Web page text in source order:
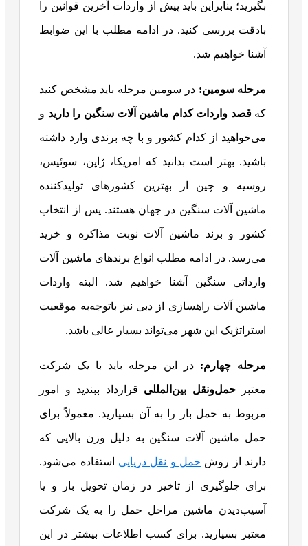
بگیرید؛ بنابراین باید پیش از واردات آخرین قوانین را
بادقت بررسی کنید. در ادامه مطلب با این ضوابط
آشنا خواهیم شد.
مرحله سومین: در سومین مرحله باید مشخص کنید
کهقصد واردات کدام ماشین آلات سنگین را دارید و
می‌خواهید از کدام کشور و با چه برندی وارد داشته
باشید. بهتر است بدانید که امریکا، ژاپن، سوئیس،
روسیه و چین از بهترین کشورهای تولیدکننده
ماشین آلات سنگین در جهان هستند. پس از انتخاب
کشور و برند ماشین آلات نوبت مذاکره و خرید
می‌رسد. در ادامه مطلب انواع برندهای ماشین آلات
وارداتی سنگین آشنا خواهیم شد. البته واردات
ماشین آلات راهسازی از دبی نیز باتوجه‌به موقعیت
استراتژیک این شهر می‌تواند بسیار عالی باشد.
مرحله چهارم: در این مرحله باید با یک شرکت
معتبرحمل‌ونقل بین‌المللی قرارداد ببندید و امور
مربوط به حمل بار را به آن بسپارید. معمولاً برای
حمل ماشین آلات سنگین به دلیل وزن بالایی که
دارند از روش حمل‌ و نقل دریایی استفاده می‌شود.
برای جلوگیری از تاخیر در زمان تحویل بار و یا
آسیب‌دیدن ماشین مراحل حمل را به یک شرکت
معتبر بسپارید. برای کسب اطلاعات بیشتر در این